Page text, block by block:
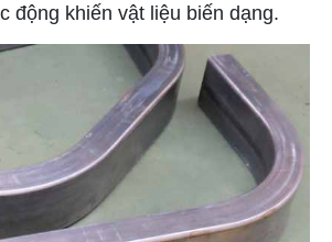
động khiến vật liệu biến dạng.